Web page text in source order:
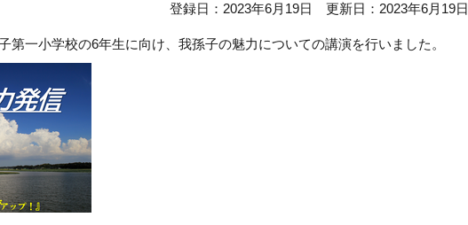
登録日：2023年6月19日 更新日：2023年6月19日
第一小学校の6年生に向け、我孫子の魅力についての講演を行いました。